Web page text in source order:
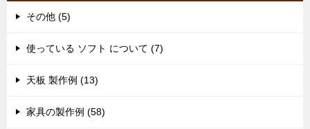
その他 (5)
使っている ソフト について (7)
天板 製作例 (13)
家具の製作例 (58)